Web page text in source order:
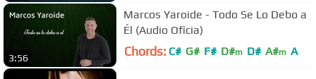
3:56
Marcos Yaroide - Todo Se Lo Debo a
Él (Audio Oficia)
Chords: C# G# F# D#m D# A#m A